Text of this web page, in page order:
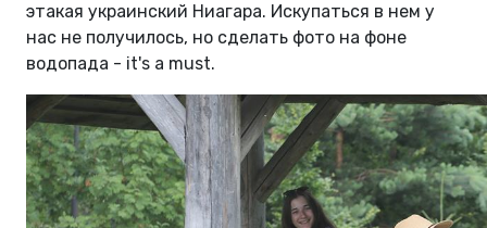
этакая украинский Ниагара. Искупаться в нем у
нас не получилось, но сделать фото на фоне
водопада - it's a must.